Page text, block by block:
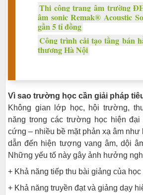
Thi công trang âm trường
âm sonic Remak® Acoustic
gần 5 tỉ đồng
Công trình cải tạo tầng bán
thương Hà Nội
Vì sao trường học cần giải pháp
Không gian lớp học, hội trường,
năng trong các trường học hiện
cứng – nhiều bề mặt phản xạ âm như
dẫn đến hiện tượng vang âm, dội
Những yếu tố này gây ảnh hưởng
+ Khả năng tiếp thu bài giảng của học
+ Khả năng truyền đạt và giảng dạy